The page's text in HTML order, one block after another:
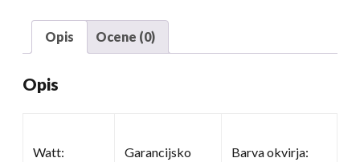
Opis Ocene (0)
Opis
Watt:
Garancijsko
Barva okvirja: